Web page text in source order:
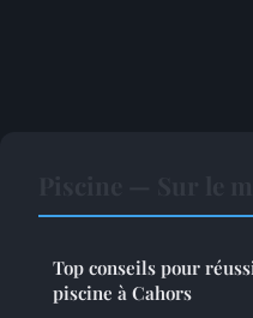
Top conseils pour
piscine à Cahors